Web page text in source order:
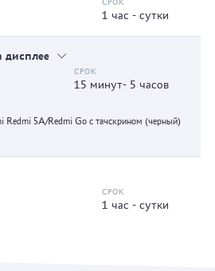
1 час - сутки
15 минут- 5 часов
Redmi 5A/Redmi Go с тачскрином (черный)
1 час - сутки